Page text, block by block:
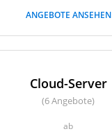
ANGEBOTE ANSEHEN
Cloud-Server
(6 Angebote)
ab